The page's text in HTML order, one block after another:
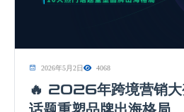
2026年5月2日 4068
🔥 2026年跨境营销大